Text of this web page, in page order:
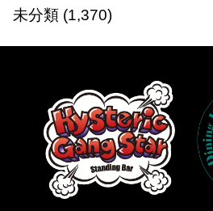
未分類(1,370)